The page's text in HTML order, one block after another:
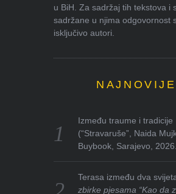
u BiH. Za sadržaj tih tekstova i
sadržane u njima odgovornost
isključivo autori.
NAJNOVIJE
Između traume i tradicije
(“Stravaruše”, Naida
Buybook, Sarajevo,
Terasa između dva
zbirke pjesama “Kao da